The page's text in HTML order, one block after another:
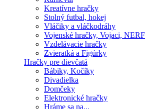
Kreatívne hračky
Stolný futbal, hokej
Vláčiky a vláčkodráhy
Vojenské hračky, Vojaci, NERF
Vzdelávacie hračky
Zvieratká a Figúrky
Hračky pre dievčatá
Bábiky, Kočíky
Divadielka
Domčeky
Elektronické hračky
Hráme sa na...